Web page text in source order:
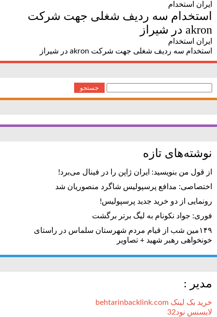
ایران استخدام
استخدام سه ردیف شغلی جهت شرکت
akron در شیراز
ایران استخدام
استخدام سه ردیف شغلی جهت شرکت akron در شیراز
برای:
نوشته‌های تازه
از قول من بنویسید: ایران ژاپن را در فینال می‌برد!
اختصاصی: مدافع پرسپولیس شاگرد منصوریان شد
رونمایی از دو خرید جدید پرسپولیس!
فوری: جواد نکونام به لیگ برتر برگشت
۱۴۹مین شب از قیام مردم شهرستان سلماس در راستای
خونخواهی رهبر شهید + تصاویر
مدیر :
خرید بک لینک behtarinbacklink.com
لایسنس نود32